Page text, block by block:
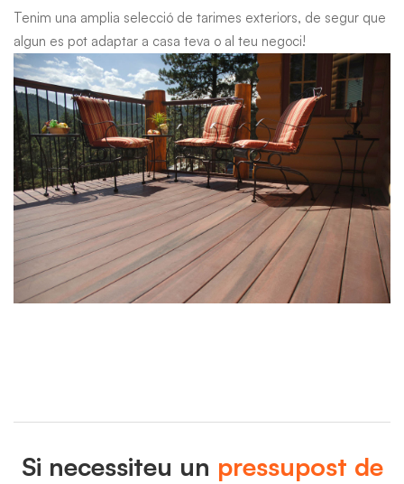
Tenim una amplia selecció de tarimes exteriors, de segur que
algun es pot adaptar a casa teva o al teu negoci!
Si necessiteu un pressupost de